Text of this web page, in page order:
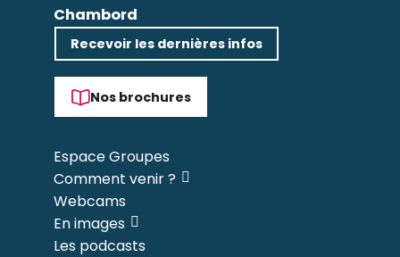
Chambord
Recevoir les dernières infos
Nos brochures
Espace Groupes
Comment venir ?
Webcams
En images
Les podcasts